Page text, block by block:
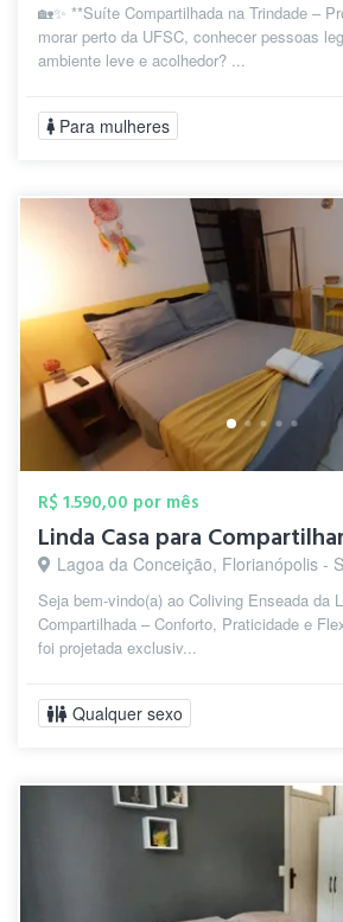
🏡✨ **Suíte Compartilhada na Trindade –
morar perto da UFSC, conhecer pessoas
ambiente leve e acolhedor? ...
Para mulheres
R$ 1.590,00 por mês
Linda Casa para
Lagoa da Conceição, Florianópolis -
Seja bem-vindo(a) ao Coliving Enseada da
Compartilhada – Conforto, Praticidade e
foi projetada exclusiv...
Qualquer sexo